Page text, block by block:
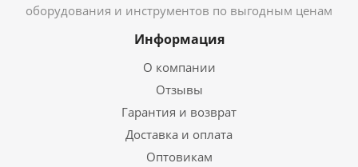
оборудования и инструментов по выгодным ценам
Информация
О компании
Отзывы
Гарантия и возврат
Доставка и оплата
Оптовикам